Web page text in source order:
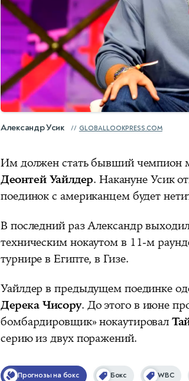
Александр Усик GLOBALLOOKPRESS.COM
Им должен стать бывший чемпион
Деонтей Уайлдер. Накануне Усик
поединок с американцем будет
В последний раз Александр
техническим нокаутом в 11-м
турнире в Египте, в Гизе.
Уайлдер в предыдущем поединке
Дерека Чисору. До этого в июне
бомбардировщик» нокаутировал
серию из двух поражений.
Прогнозы на бокс Бокс WBC